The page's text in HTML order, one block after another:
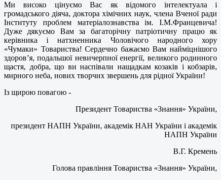
Ми високо цінуємо Вас як відомого інтелектуала і
громадського діяча, доктора хімічних наук, члена Вченої ради
Інституту проблем матеріалознавства ім. І.М.Францевича!
Дуже дякуємо Вам за багаторічну патріотичну працю як
керівника і натхненника Чоловічого народного хору
«Чумаки» Товариства! Сердечно бажаємо Вам найміцнішого
здоров’я, подальшої невичерпної енергії, великого родинного
щастя, добра, що ви наспівали нащадкам козаків і кобзарів,
мирного неба, нових творчих звершень для рідної України!
Із щирою повагою -
Президент Товариства «Знання» України,
президент НАПН України, академік НАН України і академік
НАПН України
В.Г. Кремень
Голова правління Товариства «Знання» України,